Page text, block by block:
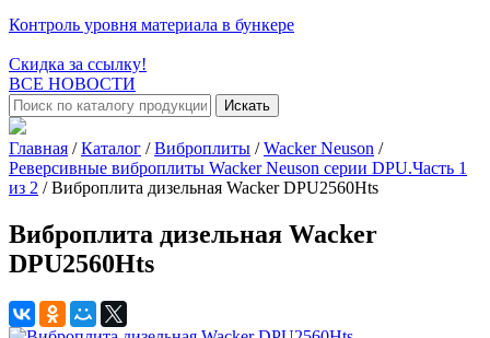
Контроль уровня материала в бункере
Скидка за ссылку!
ВСЕ НОВОСТИ
Искать
Главная / Каталог / Виброплиты / Wacker Neuson /
Реверсивные виброплиты Wacker Neuson серии DPU.Часть 1
из 2 / Виброплита дизельная Wacker DPU2560Hts
Виброплита дизельная Wacker
DPU2560Hts